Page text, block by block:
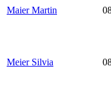
Maier Martin
Meier Silvia